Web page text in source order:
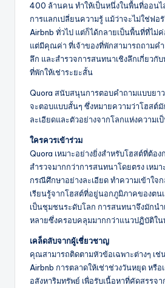
400 ล้านคน ทำให้เป็นหนึ่งในพื้นที่ออน
การแลกเปลี่ยนความรู้ แม้ว่าจะไม่ใช่ฟอ
Airbnb ทั่วไป แต่ก็ได้กลายเป็นพื้นที่ที่ไม่
แต่มีคุณค่า ที่เจ้าของที่พักสามารถถามค
ลึก และสำรวจการสนทนาเชิงลึกเกี่ยวกั
ที่พักให้เช่าระยะสั้น
Quora สนับสนุนการตอบคำถามแบบยา
จะตอบแบบสั้นๆ ซึ่งหมายความว่าโฮสต์
ละเอียดและตัวอย่างจากโลกแห่งความเ
ใครควรเข้าร่วม
Quora เหมาะอย่างยิ่งสำหรับโฮสต์ที่ต้อง
สำรวจมากกว่าการสนทนาโดยตรง เหม
กรณีศึกษาอย่างละเอียด ทำความเข้าใจ
เรียนรู้จากโฮสต์ที่อยู่นอกภูมิภาคของตนเ
เป็นชุมชนระดับโลก การสนทนาจึงมักน
หลายซึ่งครอบคลุมมากกว่าแนวปฏิบัติใน
เคล็ดลับจากผู้เชี่ยวชาญ
คุณสามารถติดตามหัวข้อเฉพาะต่างๆ เช่
Airbnb การตลาดให้เช่าช่วงวันหยุด หรือ
อสังหาริมทรัพย์ เพื่อรับเนื้อหาที่คัดสรรจ